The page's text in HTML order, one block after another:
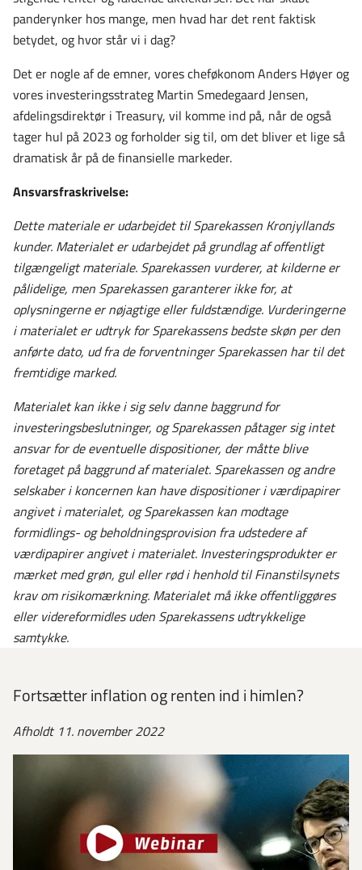
panderynker hos mange, men hvad har det rent faktisk
betydet, og hvor står vi i dag?
Det er nogle af de emner, vores cheføkonom Anders Høyer og
vores investeringsstrateg Martin Smedegaard Jensen,
afdelingsdirektør i Treasury, vil komme ind på, når de også
tager hul på 2023 og forholder sig til, om det bliver et lige så
dramatisk år på de finansielle markeder.
Ansvarsfraskrivelse:
Dette materiale er udarbejdet til Sparekassen Kronjyllands
kunder. Materialet er udarbejdet på grundlag af offentligt
tilgængeligt materiale. Sparekassen vurderer, at kilderne er
pålidelige, men Sparekassen garanterer ikke for, at
oplysningerne er nøjagtige eller fuldstændige. Vurderingerne
i materialet er udtryk for Sparekassens bedste skøn per den
anførte dato, ud fra de forventninger Sparekassen har til det
fremtidige marked.
Materialet kan ikke i sig selv danne baggrund for
investeringsbeslutninger, og Sparekassen påtager sig intet
ansvar for de eventuelle dispositioner, der måtte blive
foretaget på baggrund af materialet. Sparekassen og andre
selskaber i koncernen kan have dispositioner i værdipapirer
angivet i materialet, og Sparekassen kan modtage
formidlings- og beholdningsprovision fra udstedere af
værdipapirer angivet i materialet. Investeringsprodukter er
mærket med grøn, gul eller rød i henhold til Finanstilsynets
krav om risikomærkning. Materialet må ikke offentliggøres
eller videreformidles uden Sparekassens udtrykkelige
samtykke.
Fortsætter inflation og renten ind i himlen?
Afholdt 11. november 2022